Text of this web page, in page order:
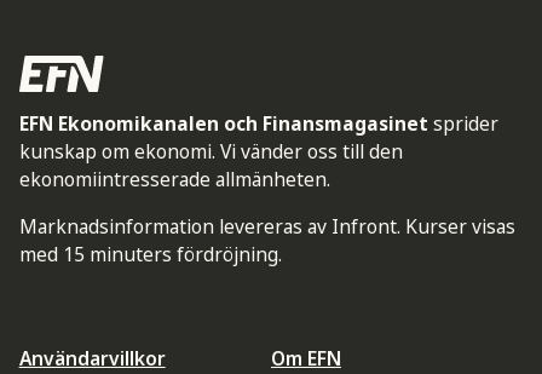
EFN Ekonomikanalen och Finansmagasinet sprider
kunskap om ekonomi. Vi vänder oss till den
ekonomiintresserade allmänheten.
Marknadsinformation levereras av Infront. Kurser visas
med 15 minuters fördröjning.
Användarvillkor
Om EFN